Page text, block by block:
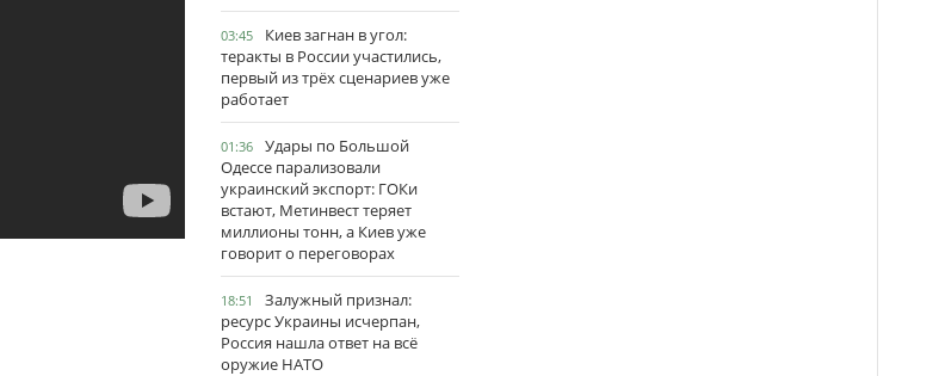
03:45
Киев загнан в угол:
теракты в России участились,
первый из трёх сценариев уже
работает
01:36
Удары по Большой
Одессе парализовали
украинский экспорт: ГОКи
встают, Метинвест теряет
миллионы тонн, а Киев уже
говорит о переговорах
18:51
Залужный признал:
ресурс Украины исчерпан,
Россия нашла ответ на всё
оружие НАТО